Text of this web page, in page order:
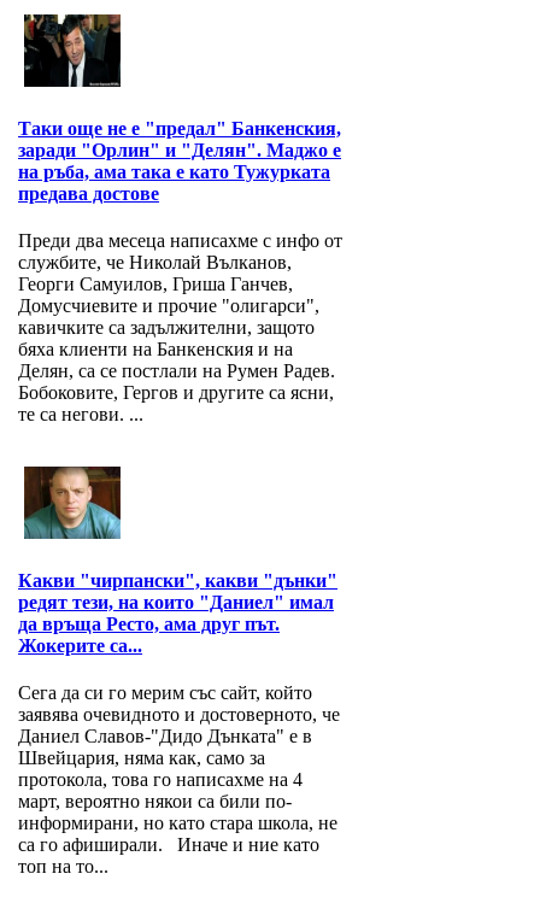
Таки още не е "предал" Банкенския,
заради "Орлин" и "Делян". Маджо е
на ръба, ама така е като Тужурката
предава достове
Преди два месеца написахме с инфо от
службите, че Николай Вълканов,
Георги Самуилов, Гриша Ганчев,
Домусчиевите и прочие "олигарси",
кавичките са задължителни, защото
бяха клиенти на Банкенския и на
Делян, са се постлали на Румен Радев.
Бобоковите, Гергов и другите са ясни,
те са негови. ...
Какви "чирпански", какви "дънки"
редят тези, на които "Даниел" имал
да връща Ресто, ама друг път.
Жокерите са...
Сега да си го мерим със сайт, който
заявява очевидното и достоверното, че
Даниел Славов-"Дидо Дънката" е в
Швейцария, няма как, само за
протокола, това го написахме на 4
март, вероятно някои са били по-
информирани, но като стара школа, не
са го афиширали. Иначе и ние като
топ на то...